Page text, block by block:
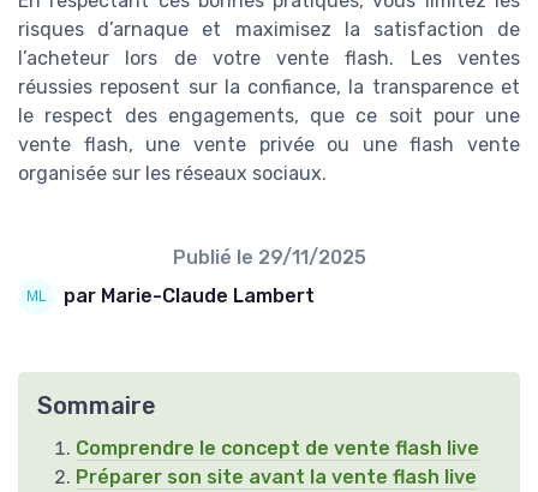
risques d’arnaque et maximisez la satisfaction de
l’acheteur lors de votre vente flash. Les ventes
réussies reposent sur la confiance, la transparence et
le respect des engagements, que ce soit pour une
vente flash, une vente privée ou une flash vente
organisée sur les réseaux sociaux.
Publié le 29/11/2025
par Marie-Claude Lambert
Sommaire
Comprendre le concept de vente flash live
Préparer son site avant la vente flash live